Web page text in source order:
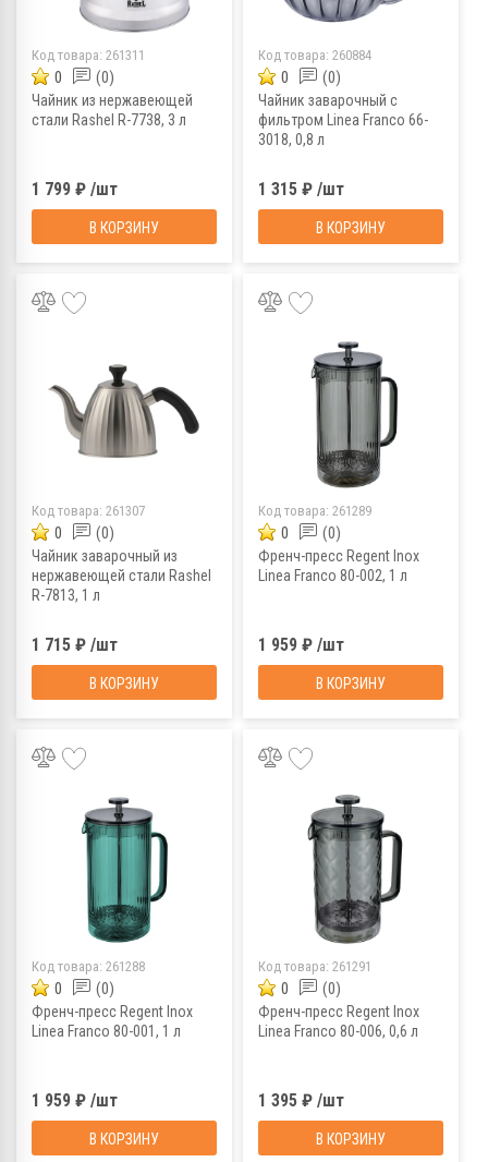
Код товара: 261311
0 (0)
Чайник из нержавеющей
стали Rashel R-7738, 3 л
1 799 ₽ /шт
В КОРЗИНУ
Код товара: 260884
0 (0)
Чайник заварочный c
фильтром Linea Franco 66-
3018, 0,8 л
1 315 ₽ /шт
В КОРЗИНУ
Код товара: 261307
0 (0)
Чайник заварочный из
нержавеющей стали Rashel
R-7813, 1 л
1 715 ₽ /шт
В КОРЗИНУ
Код товара: 261289
0 (0)
Френч-пресс Regent Inox
Linea Franco 80-002, 1 л
1 959 ₽ /шт
В КОРЗИНУ
Код товара: 261288
0 (0)
Френч-пресс Regent Inox
Linea Franco 80-001, 1 л
1 959 ₽ /шт
В КОРЗИНУ
Код товара: 261291
0 (0)
Френч-пресс Regent Inox
Linea Franco 80-006, 0,6 л
1 395 ₽ /шт
В КОРЗИНУ